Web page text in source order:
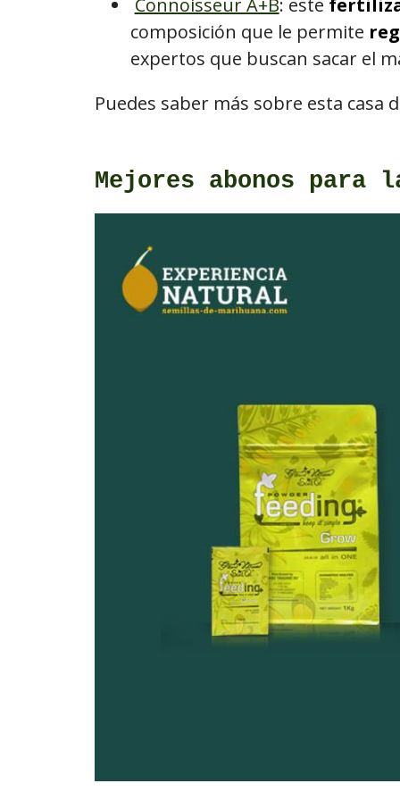
Connoisseur A+B: este
composición que le permite
expertos que buscan sacar el
Puedes saber más sobre esta
Mejores abonos para